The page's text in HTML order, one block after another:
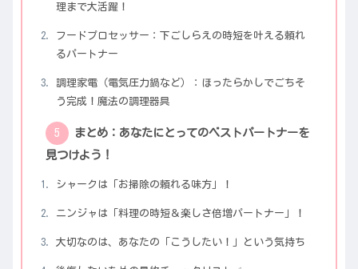
理まで大活躍！
フードプロセッサー：下ごしらえの時短を叶える頼れ
るパートナー
調理家電（電気圧力鍋など）：ほったらかしでごちそ
う完成！魔法の調理器具
まとめ：あなたにとってのベストパートナーを
見つけよう！
シャークは「お掃除の頼れる味方」！
ニンジャは「料理の時短＆楽しさ倍増パートナー」！
大切なのは、あなたの「こうしたい！」という気持ち